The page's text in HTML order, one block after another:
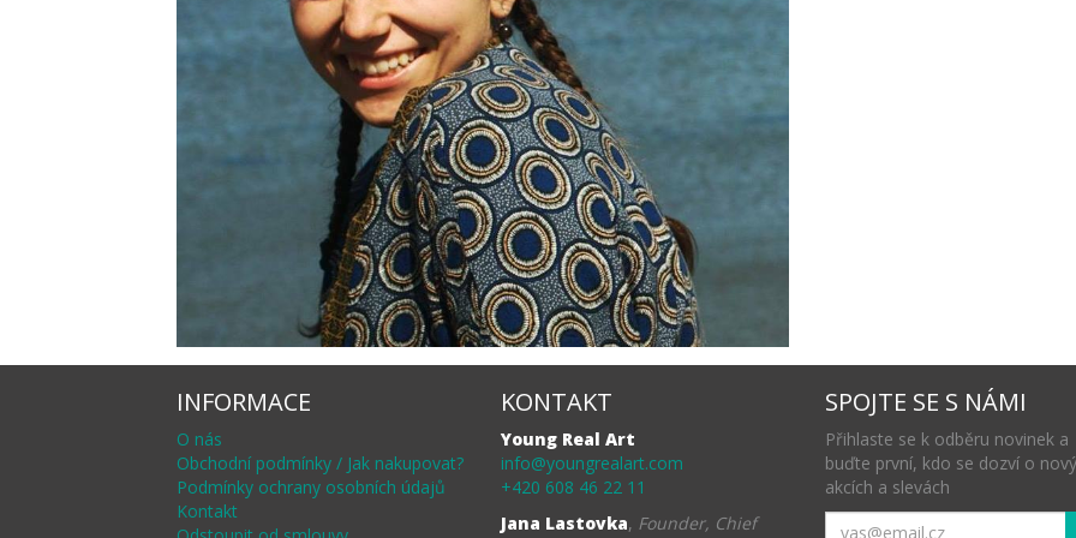
INFORMACE
O nás
Obchodní podmínky / Jak nakupovat?
Podmínky ochrany osobních údajů
Kontakt
KONTAKT
Young Real Art
info@youngrealart.com
+420 608 46 22 11
Jana Lastovka, Founder, Chief
SPOJTE SE S NÁMI
Přihlaste se k odběru novinek a
buďte první, kdo se dozví o
akcích a slevách